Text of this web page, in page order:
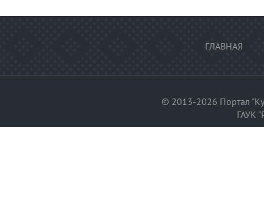
ГЛАВНАЯ
© 2013-2026 Портал
ГАУК